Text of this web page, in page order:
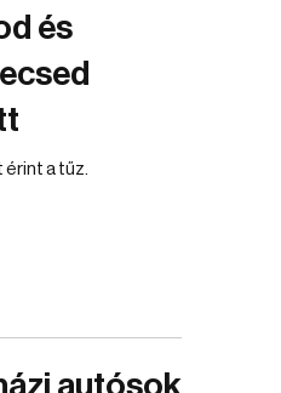
és
a tűz.
autósok